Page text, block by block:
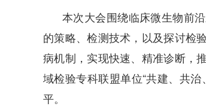
本次大会围绕临床微生物前
的策略、检测技术，以及探讨检
病机制，实现快速、精准诊断，
域检验专科联盟单位“共建、共
平。